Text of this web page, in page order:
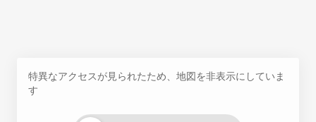
特異なアクセスが見られたため、地図を非表示にしていま
す